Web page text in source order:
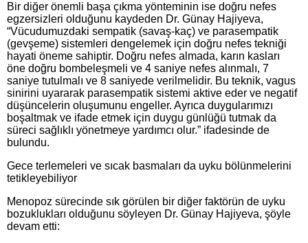
Bir diğer önemli başa çıkma yönteminin ise doğru nefes
egzersizleri olduğunu kaydeden Dr. Günay Hajiyeva,
“Vücudumuzdaki sempatik (savaş-kaç) ve parasempatik
(gevşeme) sistemleri dengelemek için doğru nefes tekniği
hayati öneme sahiptir. Doğru nefes almada, karın kasları
öne doğru bombeleşmeli ve 4 saniye nefes alınmalı, 7
saniye tutulmalı ve 8 saniyede verilmelidir. Bu teknik, vagus
sinirini uyararak parasempatik sistemi aktive eder ve negatif
düşüncelerin oluşumunu engeller. Ayrıca duygularımızı
boşaltmak ve ifade etmek için duygu günlüğü tutmak da
süreci sağlıklı yönetmeye yardımcı olur.” ifadesinde de
bulundu.
Gece terlemeleri ve sıcak basmaları da uyku bölünmelerini
tetikleyebiliyor
Menopoz sürecinde sık görülen bir diğer faktörün de uyku
bozuklukları olduğunu söyleyen Dr. Günay Hajiyeva, şöyle
devam etti: